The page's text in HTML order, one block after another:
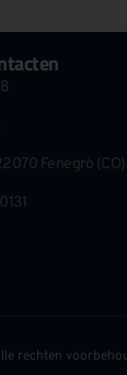
Fenegrò (CO)
rechten